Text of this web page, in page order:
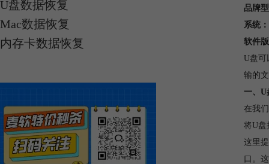
U盘数据恢复
Mac数据恢复
内存卡数据恢复
品牌
系统：
软件
U盘可
输的
一、U
在我
将U盘
这里
口。